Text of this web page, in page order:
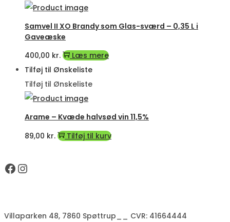
Samvel II XO Brandy som Glas-sværd – 0,35 L i
Gaveæske
400,00 kr.
Læs mere
Tilføj til Ønskeliste
Tilføj til Ønskeliste
Arame – Kvæde halvsød vin 11,5%
89,00 kr. Tilføj til kurv
Facebook Instagram
Villaparken 48, 7860 Spøttrup__ CVR: 41664444